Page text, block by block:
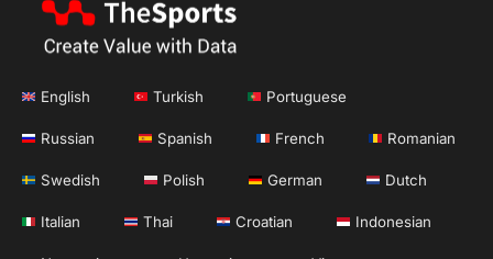
English Turkish Portuguese
Russian Spanish French Romanian
Swedish Polish German Dutch
Italian Thai Croatian Indonesian